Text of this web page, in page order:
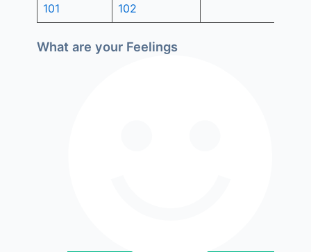
101
102
What are your Feelings